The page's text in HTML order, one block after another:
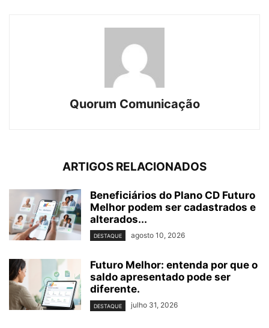
Quorum Comunicação
ARTIGOS RELACIONADOS
Beneficiários do Plano CD Futuro
Melhor podem ser cadastrados e
alterados...
DESTAQUE agosto 10, 2026
Futuro Melhor: entenda por que o
saldo apresentado pode ser
diferente.
DESTAQUE julho 31, 2026